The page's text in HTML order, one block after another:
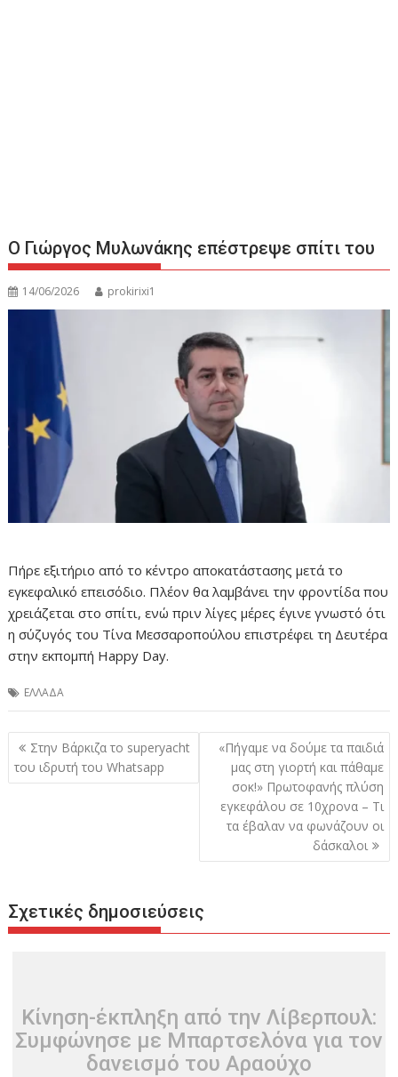
Ο Γιώργος Μυλωνάκης επέστρεψε σπίτι του
14/06/2026 prokirixi1
Πήρε εξιτήριο από το κέντρο αποκατάστασης μετά το
εγκεφαλικό επεισόδιο. Πλέον θα λαμβάνει την φροντίδα που
χρειάζεται στο σπίτι, ενώ πριν λίγες μέρες έγινε γνωστό ότι
η σύζυγός του Τίνα Μεσσαροπούλου επιστρέφει τη Δευτέρα
στην εκπομπή Happy Day.
ΕΛΛΑΔΑ
Πλοήγηση
άρθρων
Στην Βάρκιζα το superyacht
του ιδρυτή του Whatsapp
«Πήγαμε να δούμε τα παιδιά
μας στη γιορτή και πάθαμε
σοκ!» Πρωτοφανής πλύση
εγκεφάλου σε 10χρονα – Τι
τα έβαλαν να φωνάζουν οι
δάσκαλοι
Σχετικές δημοσιεύσεις
Κίνηση-έκπληξη από την Λίβερπουλ:
Συμφώνησε με Μπαρτσελόνα για τον
δανεισμό του Αραούχο